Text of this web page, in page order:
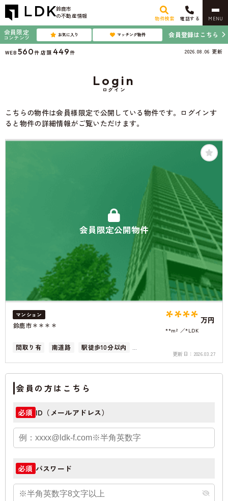
鈴鹿市
の不動産情報
物件検索 電話する MENU
会員限定
コンテンツ お気に入り マッチング物件 会員登録はこちら
WEB 560件 店頭 449件 2026.08.06 更新
ログイン
Login
こちらの物件は会員様限定で公開している物件です。ログインす
ると物件の詳細情報がご覧いただけます。
会員限定公開物件
マンション
鈴鹿市＊＊＊＊ **** 万円
**m² *LDK
間取り有 南道路
駅徒歩10分以内
更新日： 2026.03.27
会員の方はこちら
必須 ID（メールアドレス）
必須 パスワード